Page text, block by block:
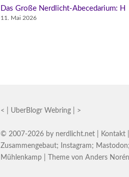
Das Große Nerdlicht-Abecedarium: H
11. Mai 2026
< UberBlogr Webring >
© 2007-2026 by nerdlicht.net Kontakt
Zusammengebaut; Instagram; Mastodon;
Mühlenkamp | Theme von Anders Norén